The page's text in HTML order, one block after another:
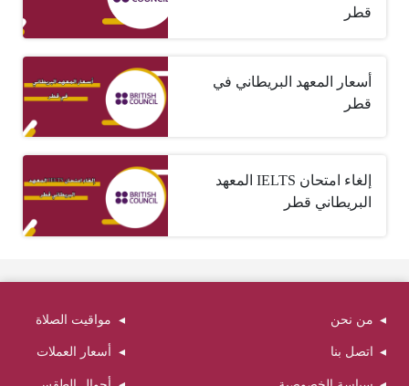
قطر
أسعار المعهد البريطاني في
قطر
إلغاء امتحان IELTS المعهد
البريطاني قطر
من نحن
اتصل بنا
مواقيت الصلاة
أسعار العملات